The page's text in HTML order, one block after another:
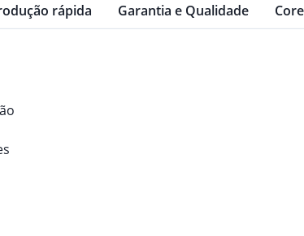
rápida Garantia e Qualidade